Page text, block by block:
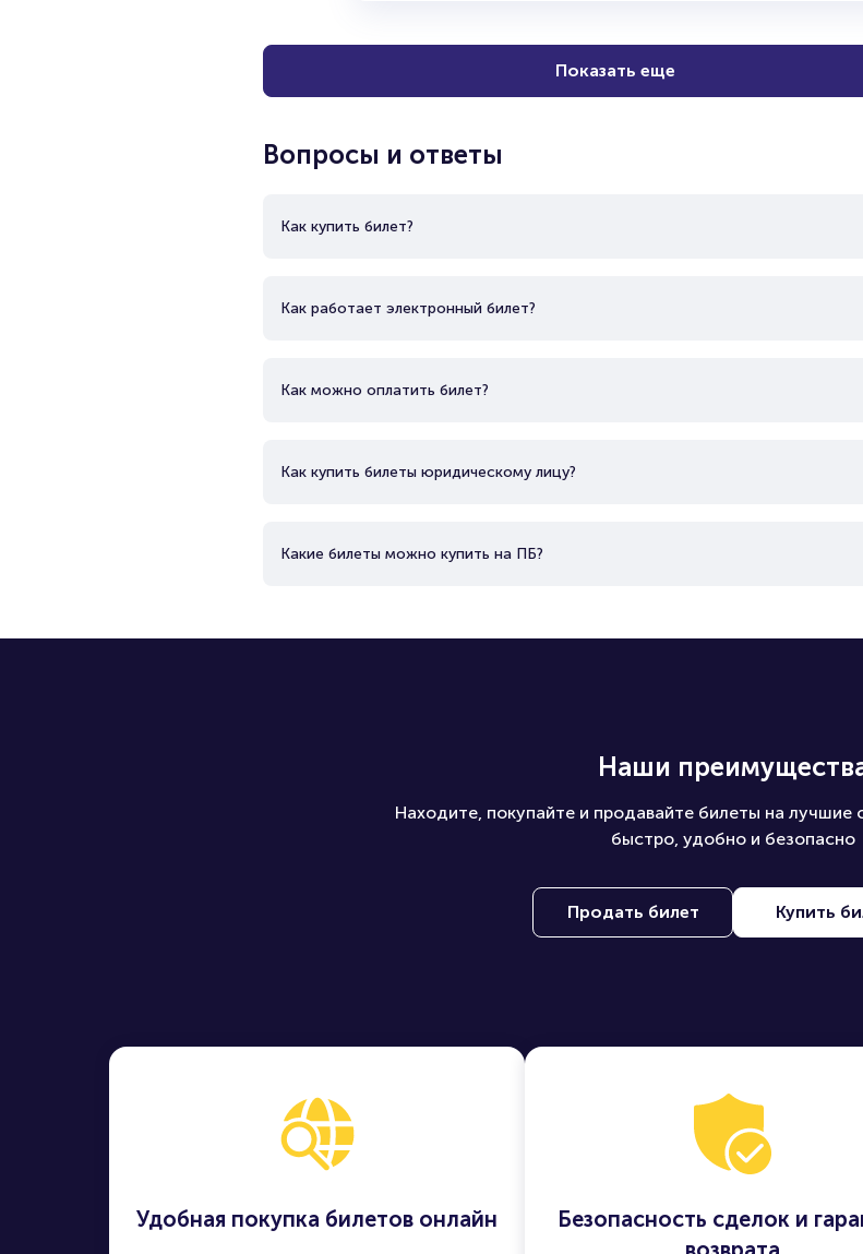
Показать еще
Вопросы и ответы
Как купить билет?
Как работает электронный билет?
Как можно оплатить билет?
Как купить билеты юридическому лицу?
Какие билеты можно купить на ПБ?
Наши
Находите, покупайте и продавайте билеты на лучшие
быстро, удобно и безопасно
Продать билет Купить
Удобная покупка билетов онлайн
Безопасность сделок и